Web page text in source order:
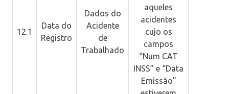
12.1
Data do
Registro
Dados do
Acidente
de
Trabalhado
aqueles
acidentes
cujo os
campos
“Num CAT
INSS” e “Data
Emissão”